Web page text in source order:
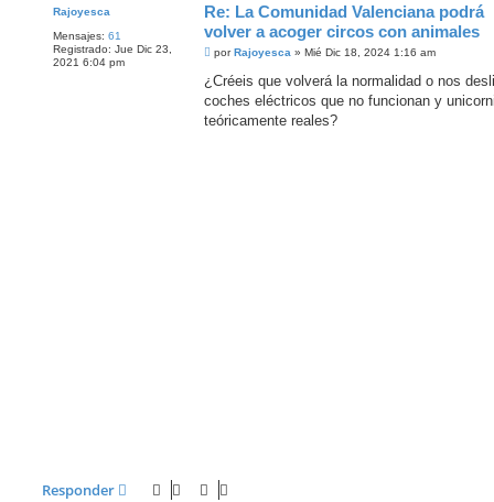
Rajoyesca
Mensajes: 61
Registrado: Jue Dic 23,
2021 6:04 pm
Re: La Comunidad Valenciana podrá
volver a acoger circos con animales
M
n
s
a
j
porRajoyesca » Mié Dic 18, 2024 1:16 am
¿Créeis que volverá la normalidad o nos
coches eléctricos que no funcionan y
teóricamente reales?
Responder